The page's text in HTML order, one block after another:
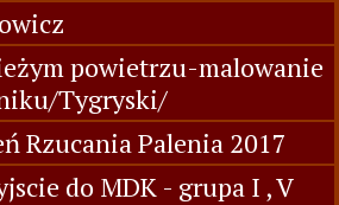
powietrzu-malowanie
Tygryski/
Rzucania Palenia 2017
do MDK - grupa I , V